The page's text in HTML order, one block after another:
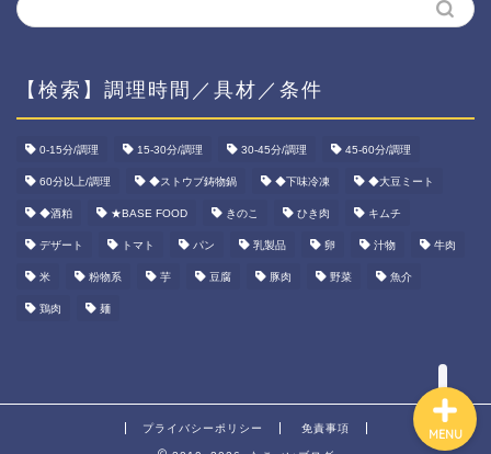
【検索】調理時間／具材／条件
0-15分/調理 15-30分/調理 30-45分/調理 45-60分/調理
60分以上/調理 ◆ストウブ鋳物鍋 ◆下味冷凍 ◆大豆ミート
◆酒粕 ★BASE FOOD きのこ ひき肉 キムチ
デザート トマト パン 乳製品 卵 汁物 牛肉
米 粉物系 芋 豆腐 豚肉 野菜 魚介
鶏肉 麺
プライバシーポリシー 免責事項 MENU
ホーム
資産運用
ダイエット